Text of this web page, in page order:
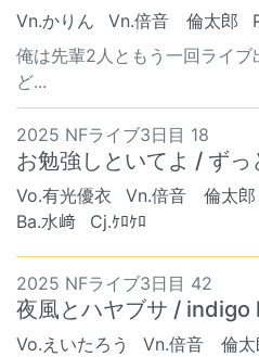
Vn.かりん Vn.倍音 倫太郎
俺は先輩2人ともう一回ライ
ど...
2025 NFライブ3日目 18
お勉強しといてよ / ずっ
Vo.有光優衣 Vn.倍音 倫太郎
Ba.水﨑
Cj.ｹﾛｹﾛ
2025 NFライブ3日目 42
夜風とハヤブサ / indigo
Vo.えいたろう Vn.倍音 倫太